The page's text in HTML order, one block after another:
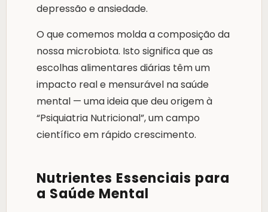
depressão e ansiedade.
O que comemos molda a composição da
nossa microbiota. Isto significa que as
escolhas alimentares diárias têm um
impacto real e mensurável na saúde
mental — uma ideia que deu origem à
“Psiquiatria Nutricional”, um campo
científico em rápido crescimento.
Nutrientes Essenciais para
a Saúde Mental